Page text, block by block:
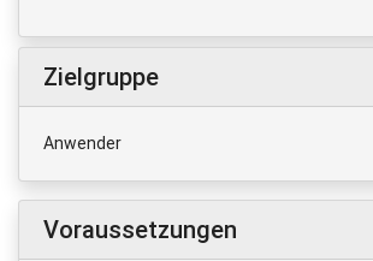
Zielgruppe
Anwender
Voraussetzungen